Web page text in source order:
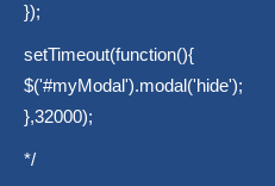
});
setTimeout(function(){
$('#myModal').modal('hide');
},32000);
*/